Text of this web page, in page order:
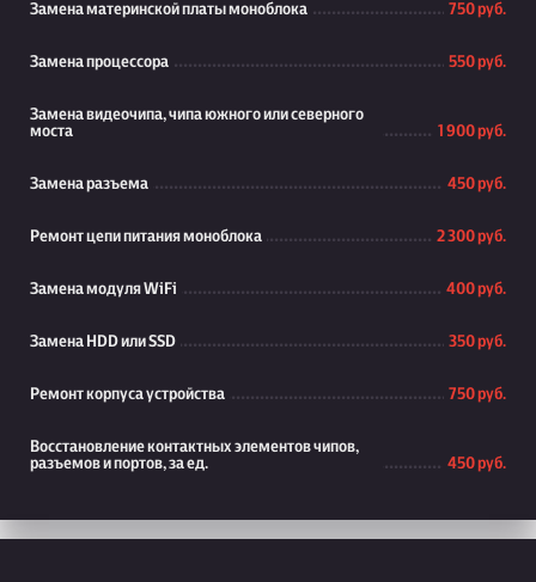
Замена материнской платы моноблока 750 руб.
Замена процессора 550 руб.
Замена видеочипа, чипа южного или северного
моста
1 900 руб.
Замена разъема 450 руб.
Ремонт цепи питания моноблока 2 300 руб.
Замена модуля WiFi 400 руб.
Замена HDD или SSD 350 руб.
Ремонт корпуса устройства 750 руб.
Восстановление контактных элементов чипов,
разъемов и портов, за ед.
450 руб.